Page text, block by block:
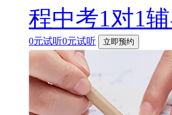
程中考1对1
0元试听0元试听 立即预约